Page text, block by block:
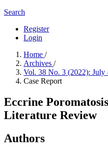
Search
Register
Login
Home /
Archives /
Vol. 38 No. 3 (2022): July
Case Report
Eccrine
Literature Review
Authors